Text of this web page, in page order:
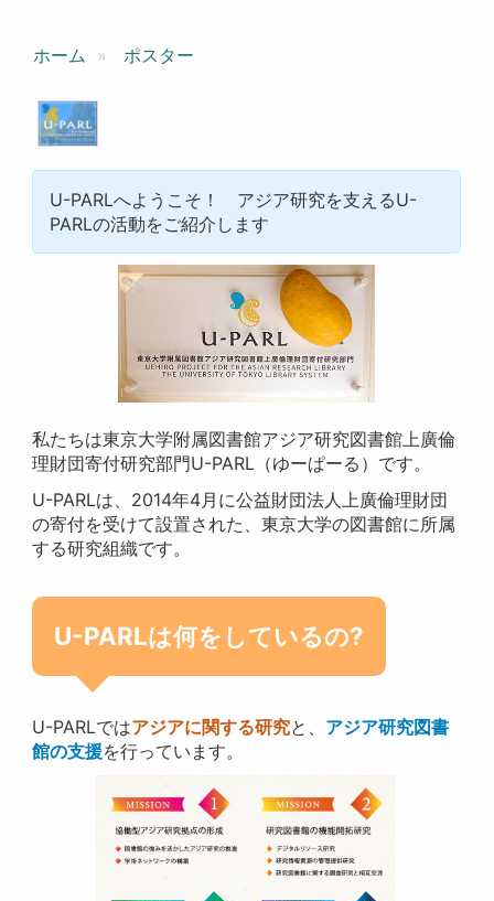
ホーム ポスター
U-PARLへようこそ！ アジア研究を支えるU-
PARLの活動をご紹介します
私たちは東京大学附属図書館アジア研究図書館上廣倫
理財団寄付研究部門U-PARL（ゆーぱーる）です。
U-PARLは、2014年4月に公益財団法人上廣倫理財団
の寄付を受けて設置された、東京大学の図書館に所属
する研究組織です。
U-PARLは何をしているの?
U-PARLではアジアに関する研究と、 アジア研究図書
館の支援を行っています。